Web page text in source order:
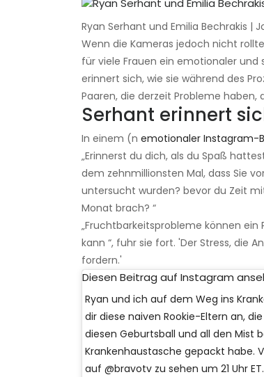
Ryan Serhant und Emilia Bechrakis |
Wenn die Kameras jedoch nicht
für viele Frauen ein emotionaler und
erinnert sich, wie sie während des
Paaren, die derzeit Probleme haben,
Serhant erinnert
In einem (n emotionaler Instagram-
„Erinnerst du dich, als du Spaß
dem zehnmillionsten Mal, dass Sie
untersucht wurden? bevor du Zeit
Monat brach? “
„Fruchtbarkeitsprobleme können
kann “, fuhr sie fort. 'Der Stress, die
fordern.'
Diesen Beitrag auf Instagram
Ryan und ich auf dem Weg ins
dir diese naiven Rookie-Eltern an,
diesen Geburtsball und all den Mist
Krankenhaustasche gepackt habe.
auf @bravotv zu sehen um 21 Uhr